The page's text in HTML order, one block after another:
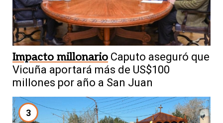
Impacto millonario Caputo aseguró que
Vicuña aportará más de US$100
millones por año a San Juan
3